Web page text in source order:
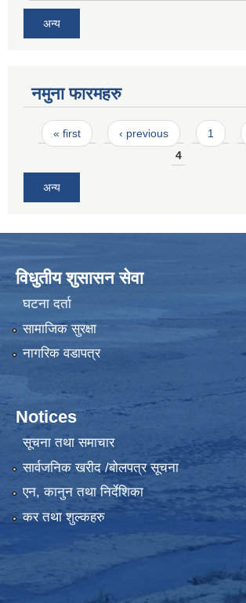
अन्य
नमुना फारमहरु
Pages
« first ‹ previous 1
4
अन्य
विधुतीय शुसासन सेवा
घटना दर्ता
सामाजिक सुरक्षा
नागरिक वडापत्र
Notices
सूचना तथा समाचार
सार्वजनिक खरीद /बोलपत्र सूचना
एन, कानुन तथा निर्देशिका
कर तथा शुल्कहरु